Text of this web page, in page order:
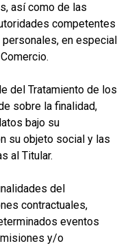
así como de las
competentes
en especial
del Tratamiento de los
sobre la finalidad,
bajo su
su objeto social y las
al Titular.
del
contractuales,
eventos
y/o